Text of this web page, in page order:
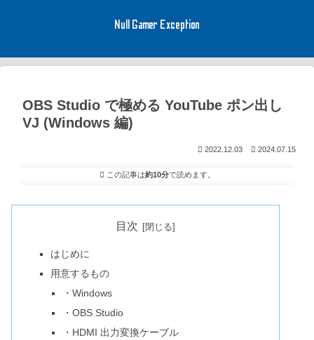
Null Gamer Exception
OBS Studio で極める YouTube ポン出し
VJ (Windows 編)
2022.12.03 2024.07.15
この記事は約10分で読めます。
目次
はじめに
用意するもの
・Windows
・OBS Studio
・HDMI 出力変換ケーブル